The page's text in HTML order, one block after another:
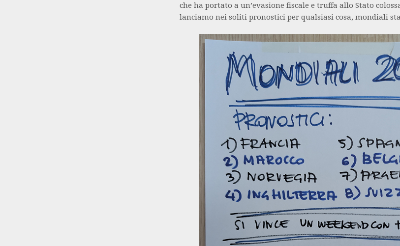
che ha portato a un’evasione fiscale e truffa allo Stato
lanciamo nei soliti pronostici per qualsiasi cosa, mondiali